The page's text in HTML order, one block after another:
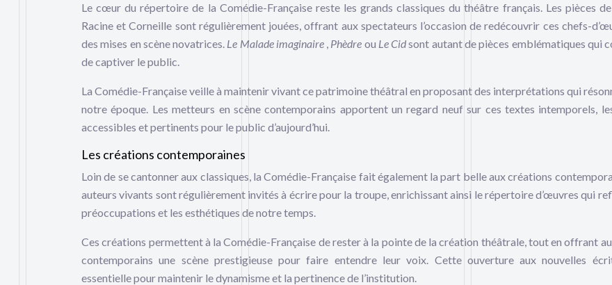
Le cœur du répertoire de la Comédie-Française reste les grands classiques du théâtre français. Les pièces
Racine et Corneille sont régulièrement jouées, offrant aux spectateurs l’occasion de redécouvrir ces chefs-
des mises en scène novatrices. Le Malade imaginaire , Phèdre ou Le Cidsont autant de pièces emblématiques qui
de captiver le public.
La Comédie-Française veille à maintenir vivant ce patrimoine théâtral en proposant des interprétations qui
notre époque. Les metteurs en scène contemporains apportent un regard neuf sur ces textes intemporels,
accessibles et pertinents pour le public d’aujourd’hui.
Les créations contemporaines
Loin de se cantonner aux classiques, la Comédie-Française fait également la part belle aux créations
auteurs vivants sont régulièrement invités à écrire pour la troupe, enrichissant ainsi le répertoire d’œuvres qui
préoccupations et les esthétiques de notre temps.
Ces créations permettent à la Comédie-Française de rester à la pointe de la création théâtrale, tout en offrant
contemporains une scène prestigieuse pour faire entendre leur voix. Cette ouverture aux nouvelles
essentielle pour maintenir le dynamisme et la pertinence de l’institution.